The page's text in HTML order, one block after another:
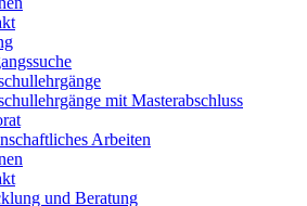
mit Masterabschluss
Arbeiten
und Beratung